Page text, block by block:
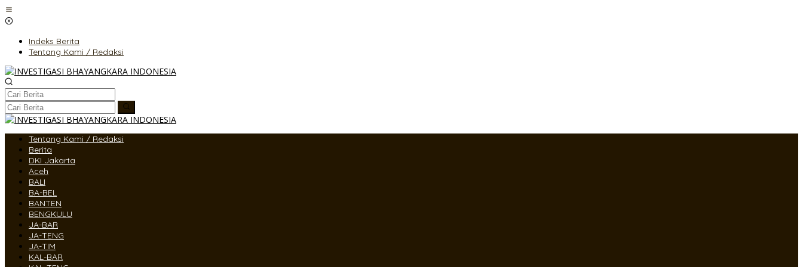
Lewati
ke
Indeks Berita
Tentang Kami / Redaksi
Tentang Kami / Redaksi
Berita
DKI Jakarta
Aceh
BALI
BA-BEL
BANTEN
BENGKULU
JA-BAR
JA-TENG
JA-TIM
KAL-BAR